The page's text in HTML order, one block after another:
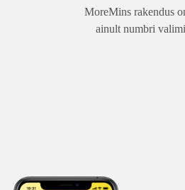
MoreMins rakendus
ainult numbri